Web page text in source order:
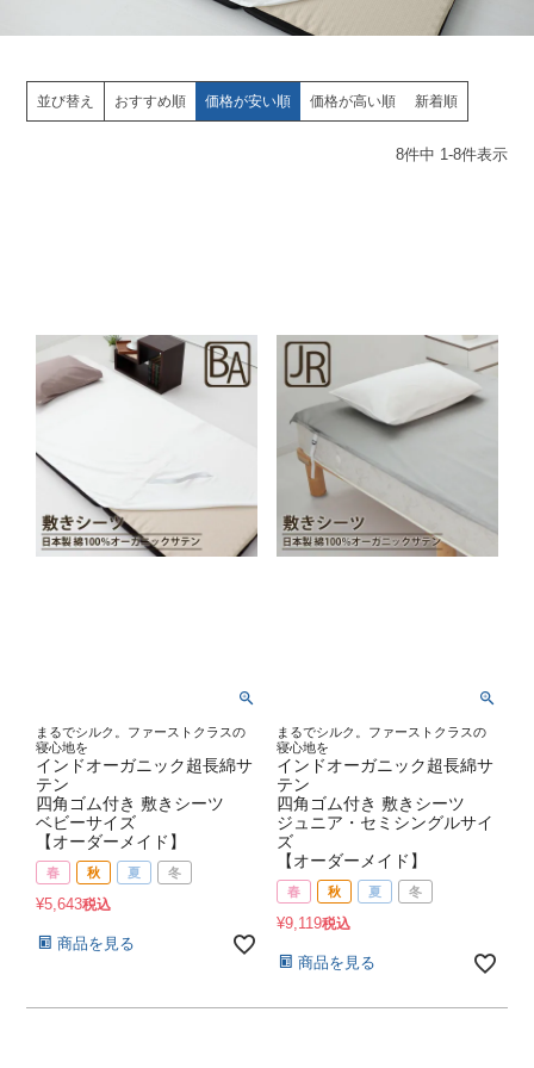
並び替え おすすめ順 価格が安い順 価格が高い順 新着順
8件中 1 -8件表示
まるでシルク。ファーストクラスの
寝心地を
インドオーガニック超長綿サ
テン
四角ゴム付き 敷きシーツ
ベビーサイズ
【オーダーメイド】
春 秋 夏 冬
¥5,643税込
商品を見る
まるでシルク。ファーストクラスの
寝心地を
インドオーガニック超長綿サ
テン
四角ゴム付き 敷きシーツ
ジュニア・セミシングルサイ
ズ
【オーダーメイド】
春 秋 夏 冬
¥9,119税込
商品を見る